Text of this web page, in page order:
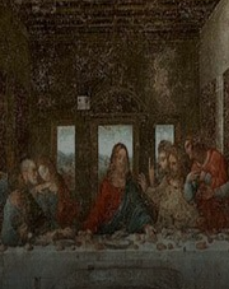
Jesus kündigt an,
dass einer seiner
Jünger ihn
verraten wird.